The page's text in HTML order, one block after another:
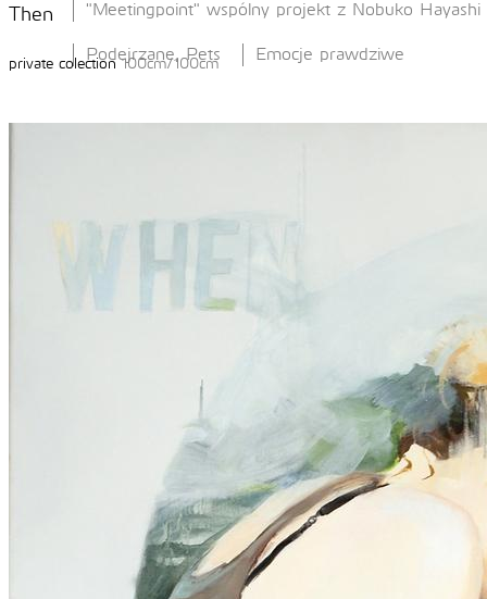
"Meetingpoint" wspólny projekt z Nobuko Hayashi
Podejrzane, Pets Emocje prawdziwe
Then
private colection100cm/100cm